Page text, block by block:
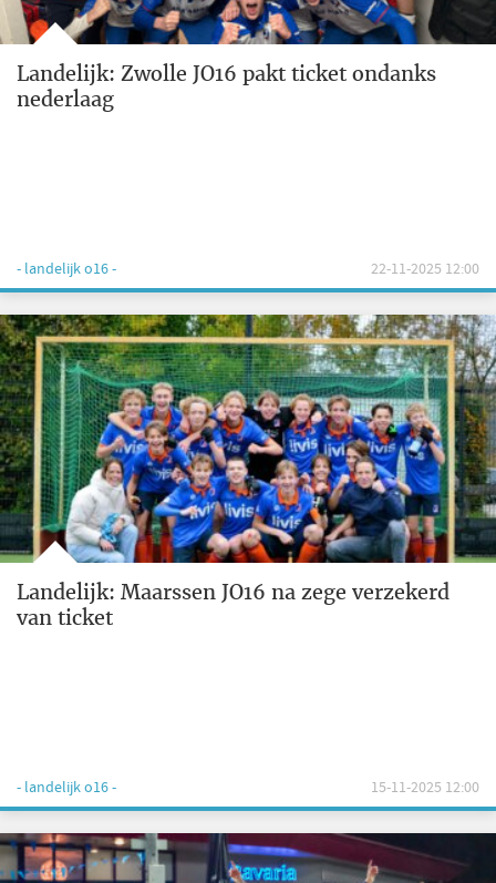
Landelijk: Zwolle JO16 pakt ticket ondanks
nederlaag
- landelijk o16 - 22-11-2025 12:00
Landelijk: Maarssen JO16 na zege verzekerd
van ticket
- landelijk o16 - 15-11-2025 12:00